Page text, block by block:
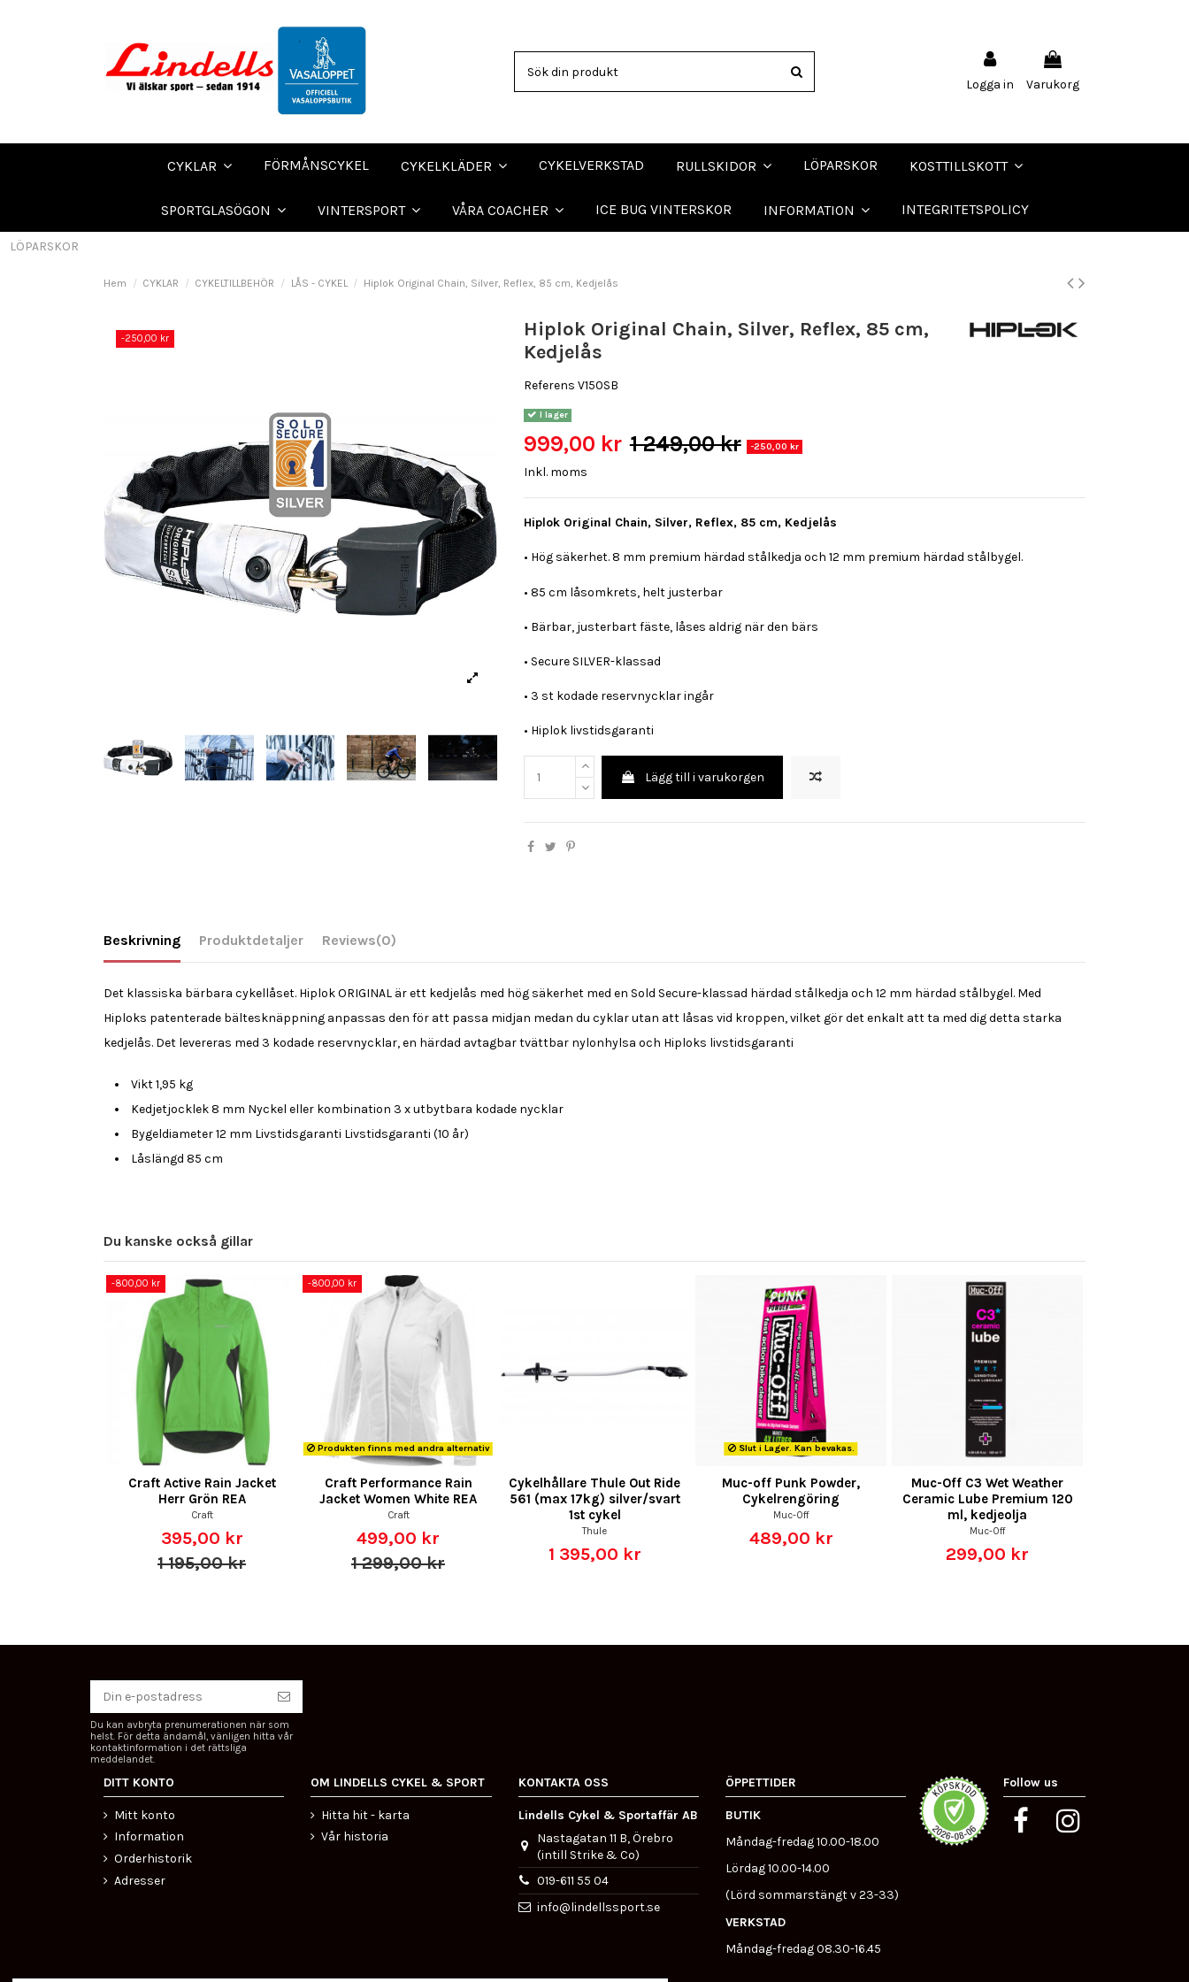
Logga in Varukorg
CYKLAR FÖRMÅNSCYKEL CYKELKLÄDER CYKELVERKSTAD RULLSKIDOR LÖPARSKOR KOSTTILLSKOTT
SPORTGLASÖGON VINTERSPORT VÅRA COACHER ICE BUG VINTERSKOR INFORMATION INTEGRITETSPOLICY
LÖPARSKOR
Hem CYKLAR CYKELTILLBEHÖR LÅS - CYKEL Hiplok Original Chain, Silver, Reflex, 85 cm, Kedjelås
-250,00 kr
Hiplok Original Chain, Silver, Reflex, 85 cm,
Kedjelås
Referens V150SB
I lager
999,00 kr 1 249,00 kr -250,00 kr
Inkl. moms
Hiplok Original Chain, Silver, Reflex, 85 cm, Kedjelås
• Hög säkerhet. 8 mm premium härdad stålkedja och 12 mm premium härdad stålbygel.
• 85 cm låsomkrets, helt justerbar
• Bärbar, justerbart fäste, låses aldrig när den bärs
• Secure SILVER-klassad
• 3 st kodade reservnycklar ingår
• Hiplok livstidsgaranti
Lägg till i varukorgen
Beskrivning Produktdetaljer Reviews(0)
Det klassiska bärbara cykellåset. Hiplok ORIGINAL är ett kedjelås med hög säkerhet med en Sold Secure-klassad härdad stålkedja och 12 mm härdad stålbygel. Med
Hiploks patenterade bältesknäppning anpassas den för att passa midjan medan du cyklar utan att låsas vid kroppen, vilket gör det enkalt att ta med dig detta starka
kedjelås. Det levereras med 3 kodade reservnycklar, en härdad avtagbar tvättbar nylonhylsa och Hiploks livstidsgaranti
Vikt 1,95 kg
Kedjetjocklek 8 mm Nyckel eller kombination 3 x utbytbara kodade nycklar
Bygeldiameter 12 mm Livstidsgaranti Livstidsgaranti (10 år)
Låslängd 85 cm
Du kanske också gillar
-800,00 kr
Craft Active Rain Jacket
Herr Grön REA
Craft
395,00 kr
1 195,00 kr
-800,00 kr
Produkten finns med andra alternativ
Craft Performance Rain
Jacket Women White REA
Craft
499,00 kr
1 299,00 kr
Cykelhållare Thule Out Ride
561 (max 17kg) silver/svart
1st cykel
Thule
1 395,00 kr
Slut i Lager. Kan bevakas.
Muc-off Punk Powder,
Cykelrengöring
Muc-Off
489,00 kr
Muc-Off C3 Wet Weather
Ceramic Lube Premium 120
ml, kedjeolja
Muc-Off
299,00 kr
Du kan avbryta prenumerationen när som
helst. För detta ändamål, vänligen hitta vår
kontaktinformation i det rättsliga
meddelandet.
DITT KONTO
Mitt konto
Information
Orderhistorik
Adresser
OM LINDELLS CYKEL & SPORT
Hitta hit - karta
Vår historia
KONTAKTA OSS
Lindells Cykel & Sportaffär AB
Nastagatan 11 B, Örebro
(intill Strike & Co)
019-611 55 04
info@lindellssport.se
ÖPPETTIDER
BUTIK
Måndag-fredag 10.00-18.00
Lördag 10.00-14.00
(Lörd sommarstängt v 23-33)
VERKSTAD
Måndag-fredag 08.30-16.45
Follow us